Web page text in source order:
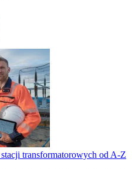
transformatorowych od A-Z